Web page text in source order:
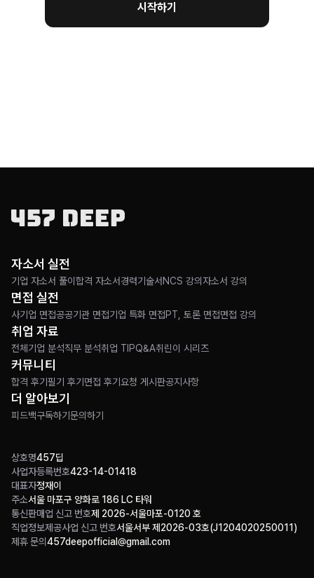
시작하기
상호명457딥
사업자등록번호423-14-01418
대표자정재이
주소서울 마포구 양화로 186 LC 타워
통신판매업 신고 번호제 2026-서울마포-0120 호
직업정보제공사업 신고 번호서울서부 제2026-03호(J1204020250011)
제휴 문의 457deepofficial@gmail.com
자소서 실전
기업 자소서 풀이 합격 자소서경력기술서 NCS 강의자소서 강의
면접 실전
사기업 면접공공기관 면접기업 특화 면접PT, 토론 면접면접 강의
취업 자료
전체 기업 분석직무 분석취업 TIPQ&A취린이 시리즈
커뮤니티
합격 후기 필기 후기 면접 후기 요청 게시판공지사항
더 알아보기
피드백구독하기 문의하기